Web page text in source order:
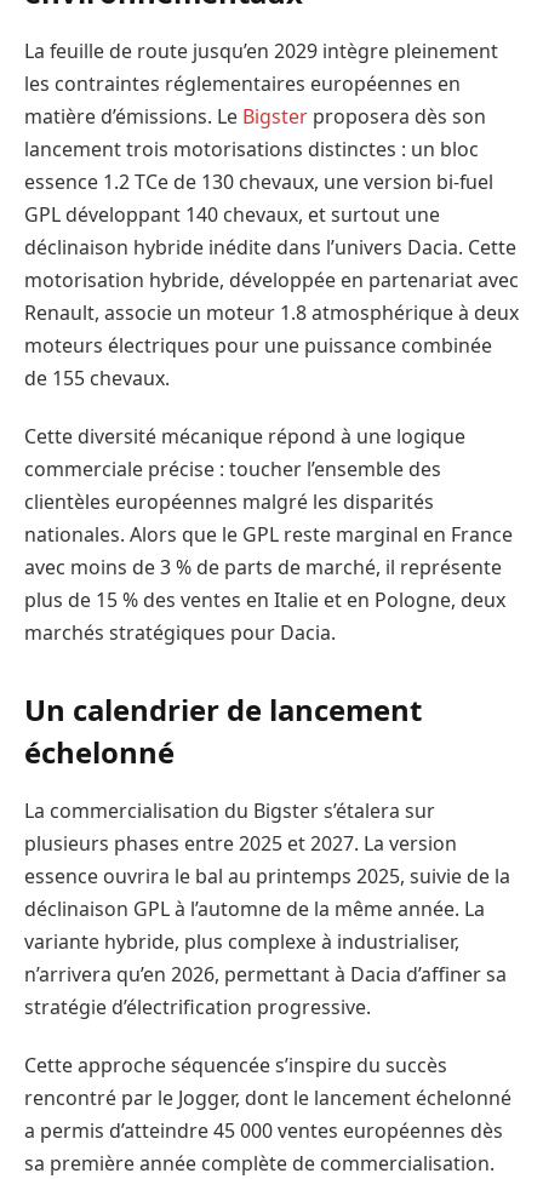
La feuille de route jusqu’en 2029 intègre pleinement
les contraintes réglementaires européennes en
matière d’émissions. Le Bigster proposera dès son
lancement trois motorisations distinctes : un bloc
essence 1.2 TCe de 130 chevaux, une version bi-fuel
GPL développant 140 chevaux, et surtout une
déclinaison hybride inédite dans l’univers Dacia. Cette
motorisation hybride, développée en partenariat avec
Renault, associe un moteur 1.8 atmosphérique à deux
moteurs électriques pour une puissance combinée
de 155 chevaux.
Cette diversité mécanique répond à une logique
commerciale précise : toucher l’ensemble des
clientèles européennes malgré les disparités
nationales. Alors que le GPL reste marginal en France
avec moins de 3 % de parts de marché, il représente
plus de 15 % des ventes en Italie et en Pologne, deux
marchés stratégiques pour Dacia.
Un calendrier de lancement
échelonné
La commercialisation du Bigster s’étalera sur
plusieurs phases entre 2025 et 2027. La version
essence ouvrira le bal au printemps 2025, suivie de la
déclinaison GPL à l’automne de la même année. La
variante hybride, plus complexe à industrialiser,
n’arrivera qu’en 2026, permettant à Dacia d’affiner sa
stratégie d’électrification progressive.
Cette approche séquencée s’inspire du succès
rencontré par le Jogger, dont le lancement échelonné
a permis d’atteindre 45 000 ventes européennes dès
sa première année complète de commercialisation.